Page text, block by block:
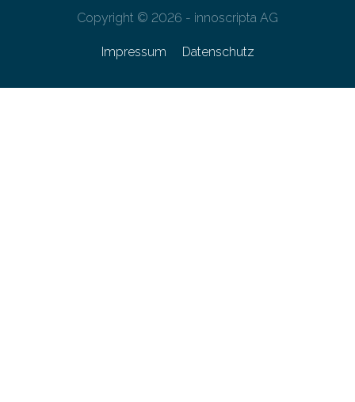
Copyright © 2026 - innoscripta AG
Impressum Datenschutz